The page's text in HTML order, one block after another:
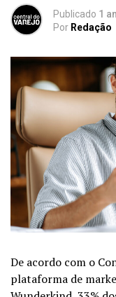
Publicado 1
Por Redação
De acordo com o
plataforma de